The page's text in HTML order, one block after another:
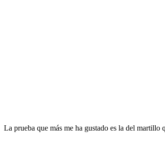
La prueba que más me ha gustado es la del